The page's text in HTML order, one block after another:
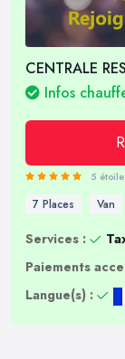
CENTRALE
Infos
5
7 Places Van
Services :
Paiements
Langue(s) :